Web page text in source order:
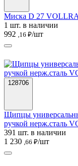
Миска D 27
1 шт. в наличии
992 ,16 ₽/шт
128706
Щипцы
ручкой нерж.сталь
391 шт. в наличии
1 230 ,66 ₽/шт